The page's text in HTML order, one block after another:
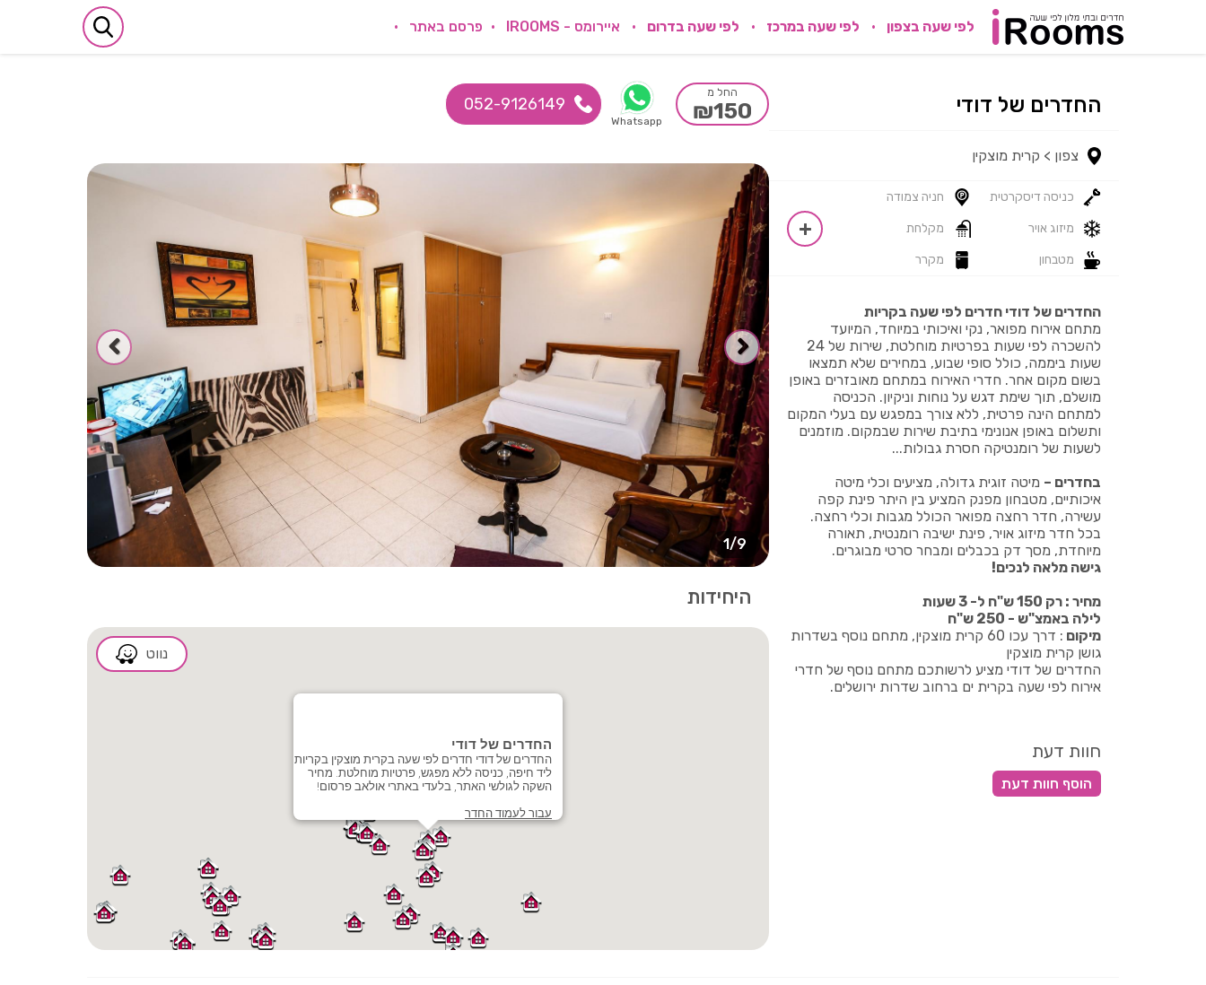
לפי שעה בצפון לפי שעה במרכז לפי שעה בדרום איירומס - IROOMS פרסם באתר
052-9126149
Whatsapp
החל מ
₪150
1/9
היחידות
נווט
החדרים של דודי
החדרים של דודי חדרים לפי שעה בקרית מוצקין בקריות
ליד חיפה, כניסה ללא מפגש, פרטיות מוחלטת. מחיר
השקה לגולשי האתר, בלעדי באתרי אולאב פרסום!
עבור לעמוד החדר
החדרים של דודי
צפון > קרית מוצקין
כניסה דיסקרטית חניה צמודה
מיזוג אויר מקלחת
מטבחון מקרר
החדרים של דודי חדרים לפי שעה בקריות
מתחם אירוח מפואר, נקי ואיכותי במיוחד, המיועד
להשכרה לפי שעות בפרטיות מוחלטת, שירות של 24
שעות ביממה, כולל סופי שבוע, במחירים שלא תמצאו
בשום מקום אחר. חדרי האירוח במתחם מאובזרים באופן
מושלם, תוך שימת דגש על נוחות וניקיון. הכניסה
למתחם הינה פרטית, ללא צורך במפגש עם בעלי המקום
ותשלום באופן אנונימי בתיבת שירות שבמקום. מוזמנים
לשעות של רומנטיקה חסרת גבולות...
בחדרים – מיטה זוגית גדולה, מציעים וכלי מיטה
איכותיים, מטבחון מפנק המציע בין היתר פינת קפה
עשירה, חדר רחצה מפואר הכולל מגבות וכלי רחצה.
בכל חדר מיזוג אויר, פינת ישיבה רומנטית, תאורה
מיוחדת, מסך דק בכבלים ומבחר סרטי מבוגרים.
גישה מלאה לנכים!
מחיר : רק 150 ש"ח ל- 3 שעות
לילה באמצ"ש - 250 ש"ח
מיקום
: דרך עכו 60 קרית מוצקין, מתחם נוסף בשדרות
גושן קרית מוצקין
החדרים של דודי מציע לרשותכם מתחם נוסף של חדרי
אירוח לפי שעה בקרית ים ברחוב שדרות ירושלים.
חוות דעת